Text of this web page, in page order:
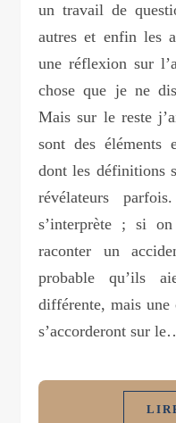
un travail de
autres et enfin les
une réflexion sur
chose que je ne
Mais sur le reste
sont des éléments
dont les définitions
révélateurs
s’interprète ; si
raconter un
probable qu’ils
différente, mais une
s’accorderont sur